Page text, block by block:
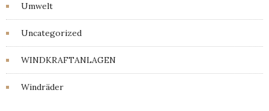
Umwelt
Uncategorized
WINDKRAFTANLAGEN
Windräder